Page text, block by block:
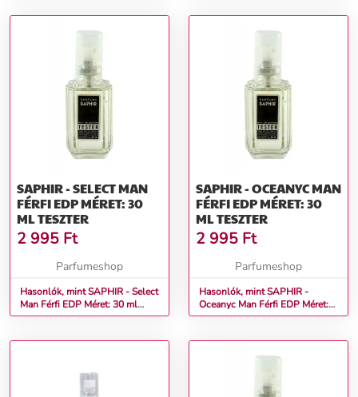
SAPHIR - SELECT MAN
FÉRFI EDP MÉRET: 30
ML TESZTER
2 995 Ft
Parfumeshop
Hasonlók, mint SAPHIR - Select
Man Férfi EDP Méret: 30 ml
teszter
SAPHIR - OCEANYC MAN
FÉRFI EDP MÉRET: 30
ML TESZTER
2 995 Ft
Parfumeshop
Hasonlók, mint SAPHIR -
Oceanyc Man Férfi EDP Méret:
30 ml teszter